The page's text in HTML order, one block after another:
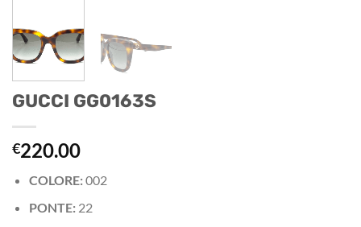
GUCCI GG0163S
€220.00
COLORE:002
PONTE:22